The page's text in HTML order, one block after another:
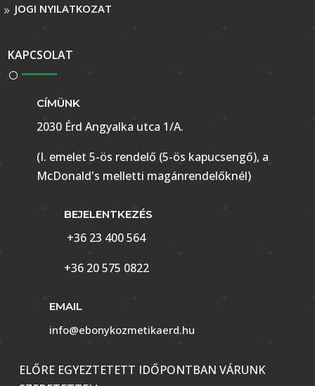
JOGI NYILATKOZAT
KAPCSOLAT
CÍMÜNK
2030 Érd Angyalka utca 1/A.
(I. emelet 5-ös rendelő (5-ös kapucsengő), a
McDonald's melletti magánrendelőknél)
BEJELENTKEZÉS
+36 23 400 564
+36 20 575 0822
EMAIL
info@ebonykozmetikaerd.hu
ELŐRE EGYEZTETETT IDŐPONTBAN VÁRUNK